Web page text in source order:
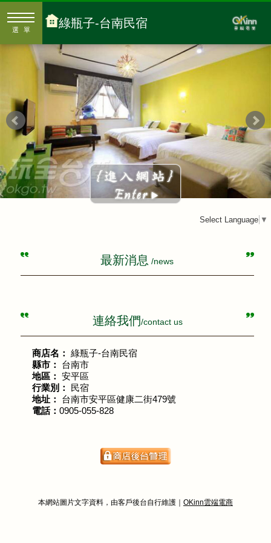
選單 綠瓶子-台南民宿
Select Language ▼
最新消息 /news
連絡我們/contact us
商店名： 綠瓶子-台南民宿
縣市：
台南市
地區： 安平區
行業別：
民宿
地址：
台南市安平區健康二街479號
電話： 0905-055-828
本網站圖片文字資料，由客戶後台自行維護｜ OKinn雲端電商